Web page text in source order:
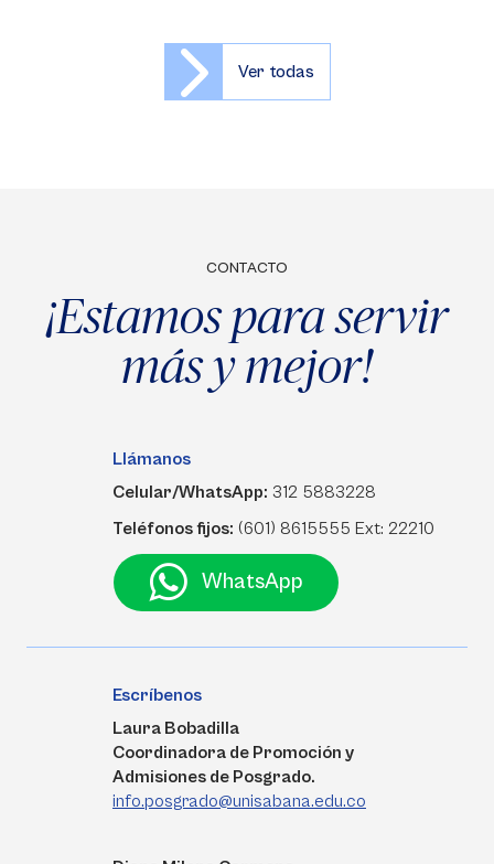
Ver todas
CONTACTO
¡Estamos para servir
más y mejor!
Llámanos
Celular/WhatsApp: 312 5883228
Teléfonos fijos: (601) 8615555 Ext: 22210
WhatsApp
Escríbenos
Laura Bobadilla
Coordinadora de Promoción y
Admisiones de Posgrado.
info.posgrado@unisabana.edu.co